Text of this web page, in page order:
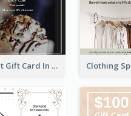
Dessert Gift Card In Dark Tone